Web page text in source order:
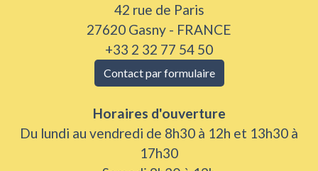
42 rue de Paris
27620 Gasny - FRANCE
+33 2 32 77 54 50
Contact par formulaire
Horaires d'ouverture
Du lundi au vendredi de 8h30 à 12h et 13h30 à
17h30